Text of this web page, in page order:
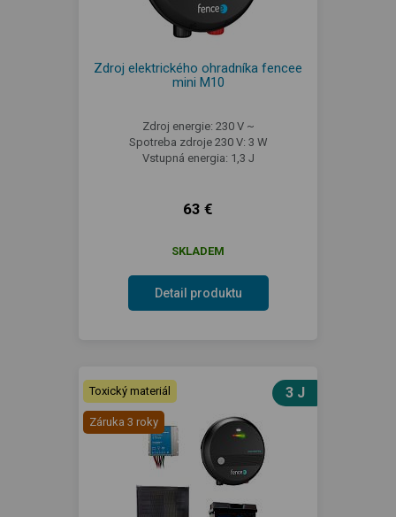
Zdroj elektrického ohradníka fencee
mini M10
Zdroj energie: 230 V ~
Spotreba zdroje 230 V: 3 W
Vstupná energia: 1,3 J
63 €
SKLADEM
Detail produktu
Toxický materiál
Záruka 3 roky
3 J